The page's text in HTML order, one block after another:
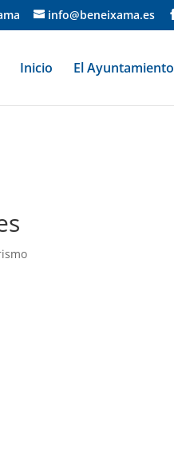
info@beneixama.es
Inicio El Ayuntamiento